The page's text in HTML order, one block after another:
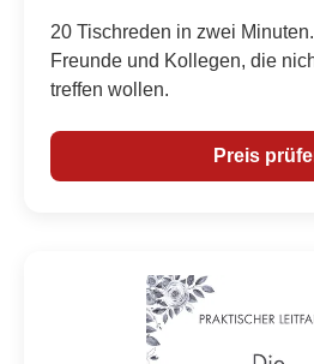
20 Tischreden in zwei
Freunde und Kollegen, die
treffen wollen.
Preis